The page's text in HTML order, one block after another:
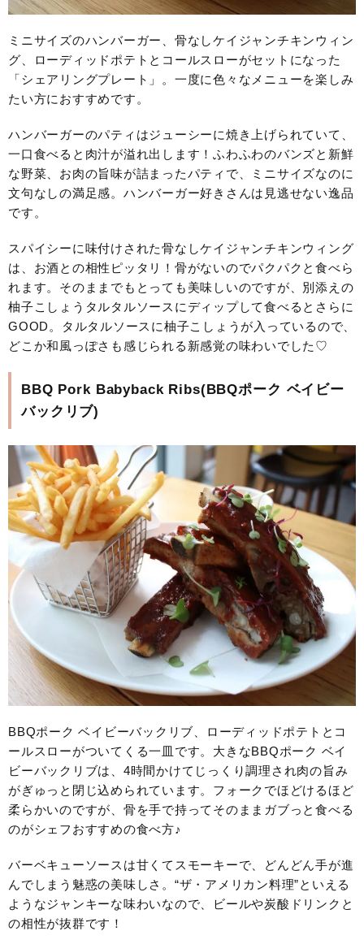
ミニサイズのハンバーガー、骨なしケイジャンチキンウィン
グ、ローディッドポテトとコールスローがセットになった
「シェアリングプレート」。一度に色々なメニューを楽しみ
たい方におすすめです。
ハンバーガーのパティはジューシーに焼き上げられていて、
一口食べると肉汁が溢れ出します！ふわふわのバンズと新鮮
な野菜、お肉の旨味が詰まったパティで、ミニサイズなのに
文句なしの満足感。ハンバーガー好きさんは見逃せない逸品
です。
スパイシーに味付けされた骨なしケイジャンチキンウィング
は、お酒との相性ピッタリ！骨がないのでパクパクと食べら
れます。そのままでもとっても美味しいのですが、別添えの
柚子こしょうタルタルソースにディップして食べるとさらに
GOOD。タルタルソースに柚子こしょうが入っているので、
どこか和風っぽさも感じられる新感覚の味わいでした♡
BBQ Pork Babyback Ribs(BBQポーク ベイビー
バックリブ)
BBQポーク ベイビーバックリブ、ローディッドポテトとコ
ールスローがついてくる一皿です。大きなBBQポーク ベイ
ビーバックリブは、4時間かけてじっくり調理され肉の旨み
がぎゅっと閉じ込められています。フォークでほどけるほど
柔らかいのですが、骨を手で持ってそのままガブっと食べる
のがシェフおすすめの食べ方♪
バーベキューソースは甘くてスモーキーで、どんどん手が進
んでしまう魅惑の美味しさ。“ザ・アメリカン料理”といえる
ようなジャンキーな味わいなので、ビールや炭酸ドリンクと
の相性が抜群です！